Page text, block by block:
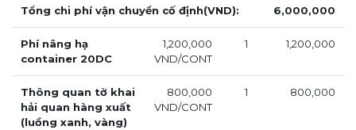
Tổng chi phí vận chuyển cố định(VND): 6,000,000
Phí nâng hạ
container 20DC
1,200,000
VND/CONT
1 1,200,000
Thông quan tờ khai
hải quan hàng xuất
(luồng xanh, vàng)
800,000
VND/CONT
1 800,000